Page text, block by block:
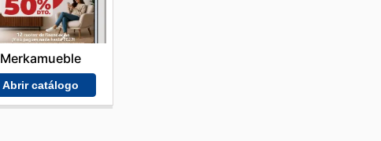
Merkamueble
Abrir catálogo